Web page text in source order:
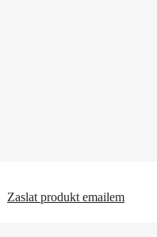
Zaslat produkt emailem